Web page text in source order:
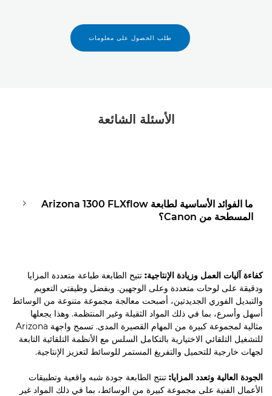
طلب الحصول على معلومات
الأسئلة الشائعة
ما الفوائد الأساسية لطابعة Arizona 1300 FLXﬂow
المسطحة من Canon؟
كفاءة آليات العمل وزيادة الإنتاجية: تتيح الطابعة طباعة متعددة المزايا
ودقيقة على لوحات متعددة وعلى الوجهين. وبفضل وظيفتي التعويم
والتبديل الفوري الجديدتين، أصبحت معالجة مجموعة متنوعة من الوسائط
أسهل وأسرع، بما في ذلك المواد الثقيلة وغير المنتظمة. وهذا يجعلها
مثالية لمجموعة كبيرة من المهام القصيرة المدى. تسمح واجهة Arizona
للتشغيل التلقائي الاختيارية بالتكامل السلس مع الأنظمة التلقائية التابعة
لجهات خارجية للتحميل والتفريغ المستمر للوسائط لتعزيز الإنتاجية.
الجودة العالية وتعدد المزايا: تنتج الطابعة جودة شبه واقعية وتطبيقات
الأعمال الفنية على مجموعة كبيرة من الوسائط، بما في ذلك المواد غير